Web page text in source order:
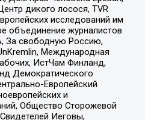
дикого лосося, TVR
исследований им
объединение журналистов
За свободную Россию,
Международная
ИстЧам Финланд,
Демократического
Европейский
и
Общество Сторожевой
Иеговы,